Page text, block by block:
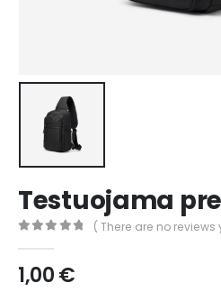
Testuojama
( There are no reviews
1,00€